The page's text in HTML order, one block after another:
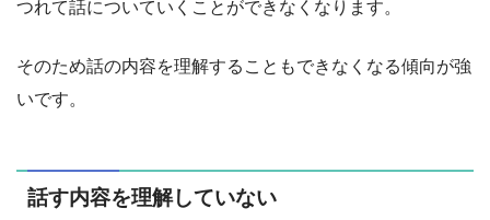
つれて話についていくことができなくなります。
そのため話の内容を理解することもできなくなる傾向が強
いです。
話す内容を理解していない